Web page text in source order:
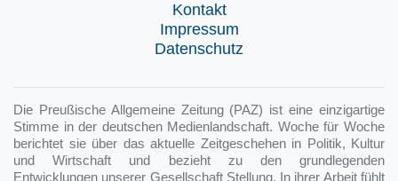
Kontakt
Impressum
Datenschutz
Die Preußische Allgemeine Zeitung (PAZ) ist eine einzigartige
Stimme in der deutschen Medienlandschaft. Woche für Woche
berichtet sie über das aktuelle Zeitgeschehen in Politik, Kultur
und Wirtschaft und bezieht zu den grundlegenden
Entwicklungen unserer Gesellschaft Stellung. In ihrer Arbeit fühlt